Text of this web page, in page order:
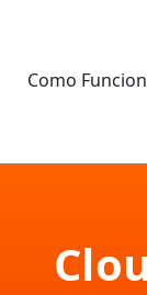
Como